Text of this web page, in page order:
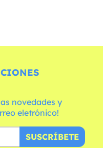
novedades y
eletrónico!
SUSCRÍBETE